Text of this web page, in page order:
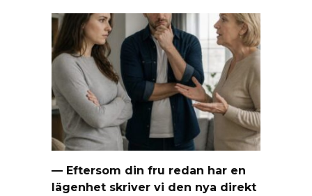
— Eftersom din fru redan har en
lägenhet skriver vi den nya direkt